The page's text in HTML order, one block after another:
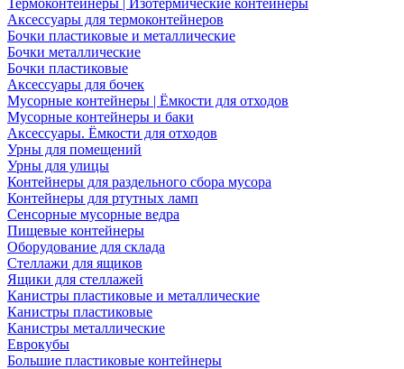
Термоконтейнеры | Изотермические контейнеры
Аксессуары для термоконтейнеров
Бочки пластиковые и металлические
Бочки металлические
Бочки пластиковые
Аксессуары для бочек
Мусорные контейнеры | Ёмкости для отходов
Мусорные контейнеры и баки
Аксессуары. Ёмкости для отходов
Урны для помещений
Урны для улицы
Контейнеры для раздельного сбора мусора
Контейнеры для ртутных ламп
Сенсорные мусорные ведра
Пищевые контейнеры
Оборудование для склада
Стеллажи для ящиков
Ящики для стеллажей
Канистры пластиковые и металлические
Канистры пластиковые
Канистры металлические
Еврокубы
Большие пластиковые контейнеры